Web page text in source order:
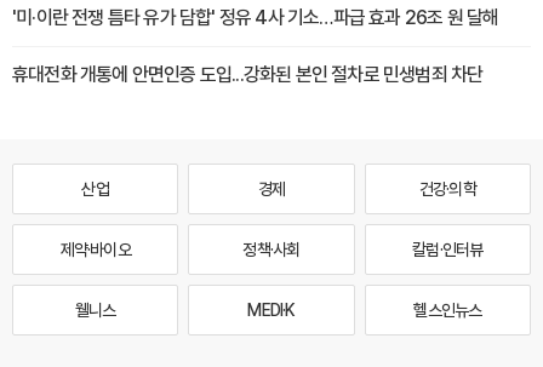
'미·이란 전쟁 틈타 유가 담합' 정유 4사 기소…파급 효과 26조 원 달해
휴대전화 개통에 안면인증 도입...강화된 본인 절차로 민생범죄 차단
산업 경제 건강·의학
제약·바이오 정책·사회 칼럼·인터뷰
웰니스 MEDI·K 헬스인뉴스